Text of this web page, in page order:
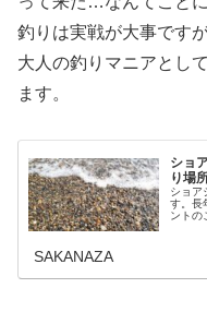
釣りは実戦が大事です
大人の釣りマニアとし
ます。
ショ
り場
ショア
す。長
ントの
SAKANAZA